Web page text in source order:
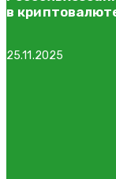
в
25.11.2025